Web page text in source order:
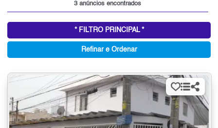
3 anúncios encontrados
* FILTRO PRINCIPAL *
Refinar e Ordenar